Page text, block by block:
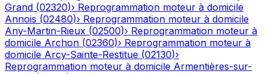
Grand (02320)› Reprogrammation moteur à domicile
Annois (02480)› Reprogrammation moteur à domicile
Any-Martin-Rieux (02500)› Reprogrammation moteur à
domicile Archon (02360)› Reprogrammation moteur à
domicile Arcy-Sainte-Restitue (02130)›
Reprogrammation moteur à domicile Armentières-sur-